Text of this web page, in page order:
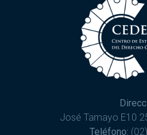
José Tamayo E10
Teléfono: